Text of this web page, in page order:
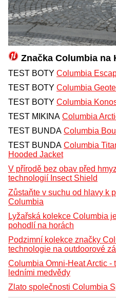
Značka Columbia na
TEST BOTY Columbia
TEST BOTY Columbia
TEST BOTY Columbia
TEST MIKINA Columbia
TEST BUNDA Columbia
TEST BUNDA Columbia
Hooded Jacket
V přírodě bez obav před
technologií Insect Shield
Zůstaňte v suchu od hlavy k
Columbia
Lyžařská kolekce Columbia
pohodlí na horách
Podzimní kolekce značky
technologie na outdoorové
Columbia Omni-Heat Arctic
ledními medvědy
Zlato společnosti Columbia